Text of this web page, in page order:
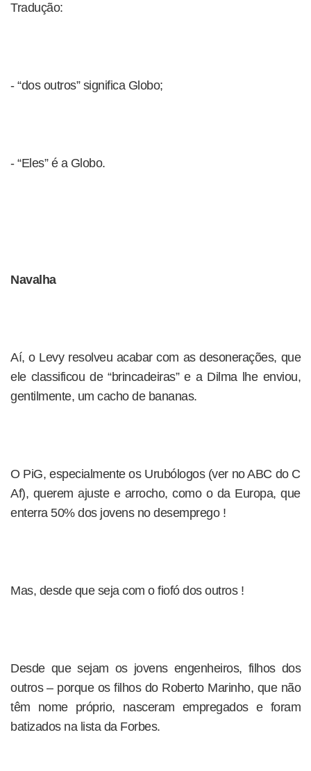
Tradução:
- “dos outros” significa Globo;
- “Eles” é a Globo.
Navalha
Aí, o Levy resolveu acabar com as desonerações, que
ele classificou de “brincadeiras” e a Dilma lhe enviou,
gentilmente, um cacho de bananas.
O PiG, especialmente os Urubólogos (ver no ABC do C
Af), querem ajuste e arrocho, como o da Europa, que
enterra 50% dos jovens no desemprego !
Mas, desde que seja com o fiofó dos outros !
Desde que sejam os jovens engenheiros, filhos dos
outros – porque os filhos do Roberto Marinho, que não
têm nome próprio, nasceram empregados e foram
batizados na lista da Forbes.